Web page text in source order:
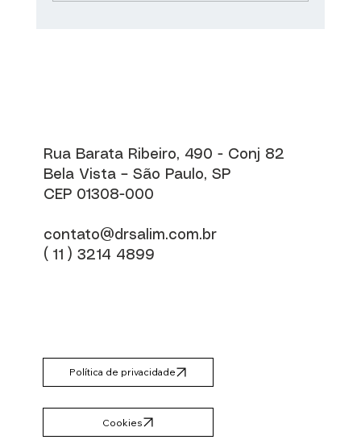
Rua Barata Ribeiro, 490 - Conj 82
Bela Vista – São Paulo, SP
CEP 01308-000
contato@drsalim.com.br
( 11 ) 3214 4899
Cookies
Política de privacidade